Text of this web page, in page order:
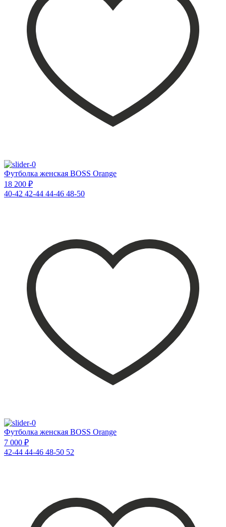
Футболка женская BOSS Orange
18 200 ₽
40-42 42-44 44-46 48-50
Футболка женская BOSS Orange
7 000 ₽
42-44 44-46 48-50 52